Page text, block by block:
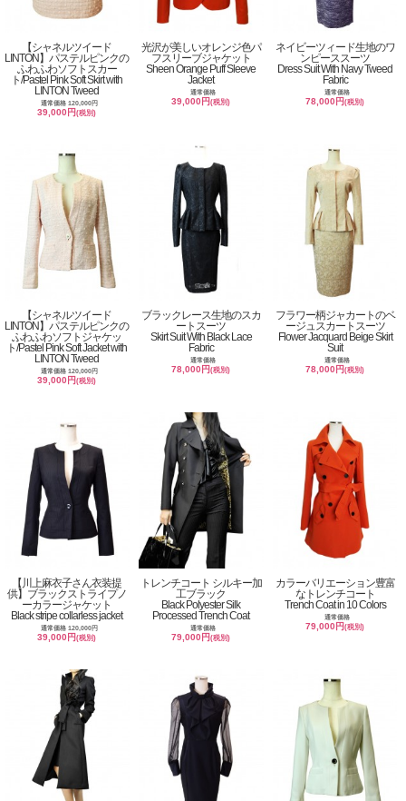
【シャネルツイード
LINTON】パステルピンクの
ふわふわソフトスカー
ト/Pastel Pink Soft Skirt with
LINTON Tweed
通常価格 120,000円
39,000円(税別)
光沢が美しいオレンジ色パ
フスリーブジャケット
Sheen Orange Puff Sleeve
Jacket
通常価格
39,000円(税別)
ネイビーツィード生地のワ
ンピーススーツ
Dress Suit With Navy Tweed
Fabric
通常価格
78,000円(税別)
【シャネルツイード
LINTON】パステルピンクの
ふわふわソフトジャケッ
ト/Pastel Pink Soft Jacket with
LINTON Tweed
通常価格 120,000円
39,000円(税別)
ブラックレース生地のスカ
ートスーツ
Skirt Suit With Black Lace
Fabric
通常価格
78,000円(税別)
フラワー柄ジャカートのベ
ージュスカートスーツ
Flower Jacquard Beige Skirt
Suit
通常価格
78,000円(税別)
【川上麻衣子さん衣装提
供】ブラックストライプノ
ーカラージャケット
Black stripe collarless jacket
通常価格 120,000円
39,000円(税別)
トレンチコート シルキー加
工ブラック
Black Polyester Silk
Processed Trench Coat
通常価格
79,000円(税別)
カラーバリエーション豊富
なトレンチコート
Trench Coat in 10 Colors
通常価格
79,000円(税別)